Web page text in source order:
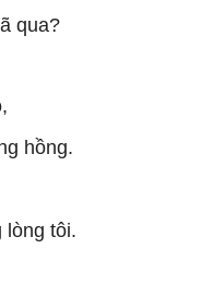
qua?
hồng.
lòng tôi.